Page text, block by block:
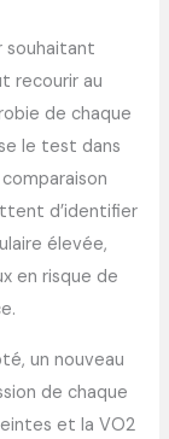
souhaitant
recourir au
de chaque
le test dans
d’identifier
élevée,
en risque de
un nouveau
de chaque
et la VO2